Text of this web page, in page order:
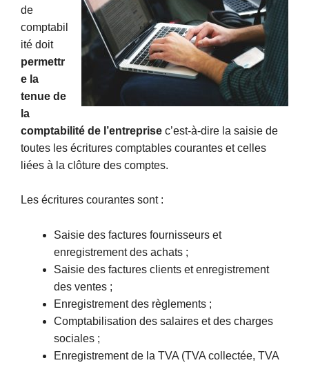
de
comptabil
ité doit
permettr
e la
tenue de
la
comptabilité de l’entreprise c’est-à-dire la saisie de
toutes les écritures comptables courantes et celles
liées à la clôture des comptes.
Les écritures courantes sont :
Saisie des factures fournisseurs et
enregistrement des achats ;
Saisie des factures clients et enregistrement
des ventes ;
Enregistrement des règlements ;
Comptabilisation des salaires et des charges
sociales ;
Enregistrement de la TVA (TVA collectée, TVA